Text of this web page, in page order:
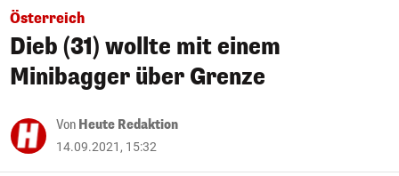
Österreich
Dieb (31) wollte mit einem
Minibagger über Grenze
Von Heute Redaktion
14.09.2021, 15:32